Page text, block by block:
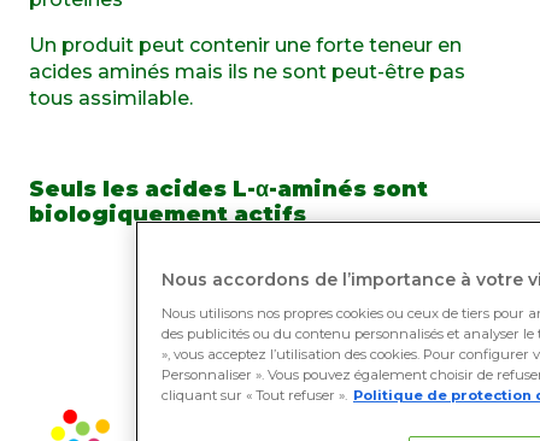
Un produit peut contenir une forte teneur en
acides aminés mais ils ne sont peut-être pas
tous assimilable.
Seuls les acides L-α-aminés sont
biologiquement actifs
Nous accordons de l’importance à votre
Nous utilisons nos propres cookies ou ceux de tiers pour
des publicités ou du contenu personnalisés et analyser
», vous acceptez l’utilisation des cookies. Pour configurer
Personnaliser ». Vous pouvez également choisir de
cliquant sur « Tout refuser ». Politique de protection